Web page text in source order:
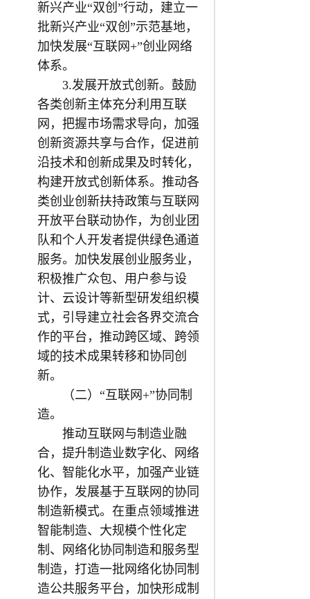
新兴产业“双创”行动，建立一
批新兴产业“双创”示范基地，
加快发展“互联网+”创业网络
体系。
3.发展开放式创新。鼓励
各类创新主体充分利用互联
网，把握市场需求导向，加强
创新资源共享与合作，促进前
沿技术和创新成果及时转化，
构建开放式创新体系。推动各
类创业创新扶持政策与互联网
开放平台联动协作，为创业团
队和个人开发者提供绿色通道
服务。加快发展创业服务业，
积极推广众包、用户参与设
计、云设计等新型研发组织模
式，引导建立社会各界交流合
作的平台，推动跨区域、跨领
域的技术成果转移和协同创
新。
（二）“互联网+”协同制
造。
推动互联网与制造业融
合，提升制造业数字化、网络
化、智能化水平，加强产业链
协作，发展基于互联网的协同
制造新模式。在重点领域推进
智能制造、大规模个性化定
制、网络化协同制造和服务型
制造，打造一批网络化协同制
造公共服务平台，加快形成制